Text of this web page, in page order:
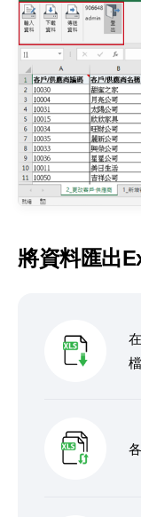
將資料匯出